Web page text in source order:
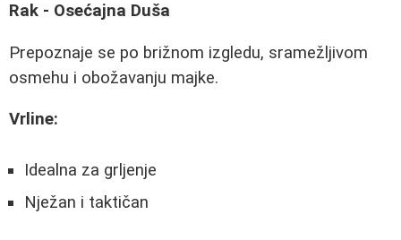
Rak - Osećajna Duša
Prepoznaje se po brižnom izgledu, sramežljivom
osmehu i obožavanju majke.
Vrline:
Idealna za grljenje
Nježan i taktičan